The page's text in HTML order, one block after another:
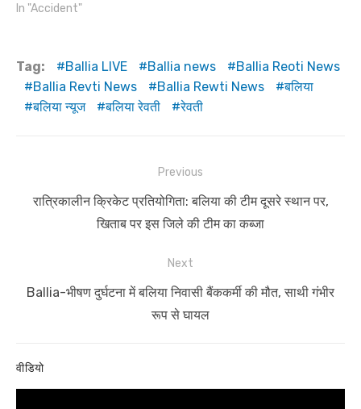
In "Accident"
Tag: Ballia LIVE Ballia news
Ballia Reoti News
Ballia Revti News
Ballia Rewti News
बलिया
बलिया न्यूज
बलिया रेवती रेवती
navigation
Previous
Previous
रात्रिकालीन क्रिकेट प्रतियोगिता: बलिया की टीम दूसरे स्थान पर,
खिताब पर इस जिले की टीम का कब्जा
Next
Next
Ballia-भीषण दुर्घटना में बलिया निवासी बैंककर्मी की मौत, साथी गंभीर
रूप से घायल
वीडियो